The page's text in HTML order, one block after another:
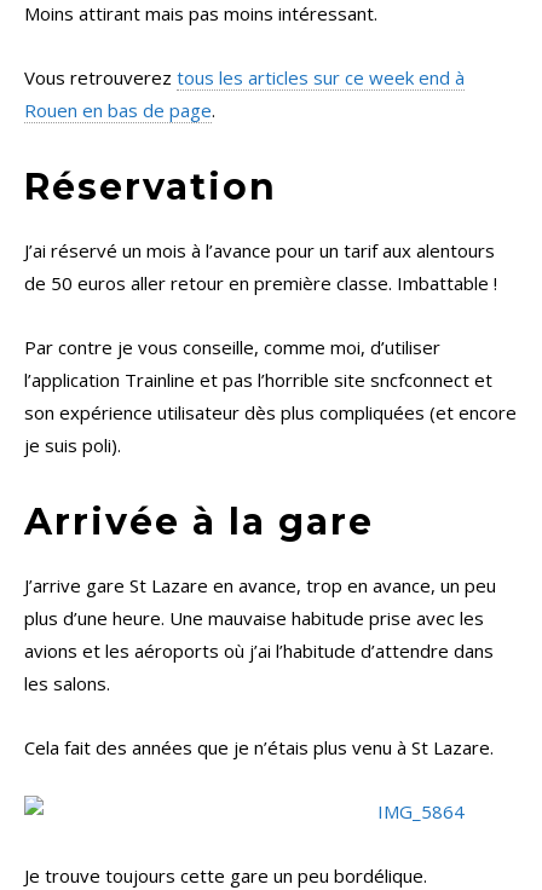
Moins attirant mais pas moins intéressant.
Vous retrouverez tous les articles sur ce week end à
Rouen en bas de page.
Réservation
J’ai réservé un mois à l’avance pour un tarif aux alentours
de 50 euros aller retour en première classe. Imbattable !
Par contre je vous conseille, comme moi, d’utiliser
l’application Trainline et pas l’horrible site sncfconnect et
son expérience utilisateur dès plus compliquées (et encore
je suis poli).
Arrivée à la gare
J’arrive gare St Lazare en avance, trop en avance, un peu
plus d’une heure. Une mauvaise habitude prise avec les
avions et les aéroports où j’ai l’habitude d’attendre dans
les salons.
Cela fait des années que je n’étais plus venu à St Lazare.
Je trouve toujours cette gare un peu bordélique.